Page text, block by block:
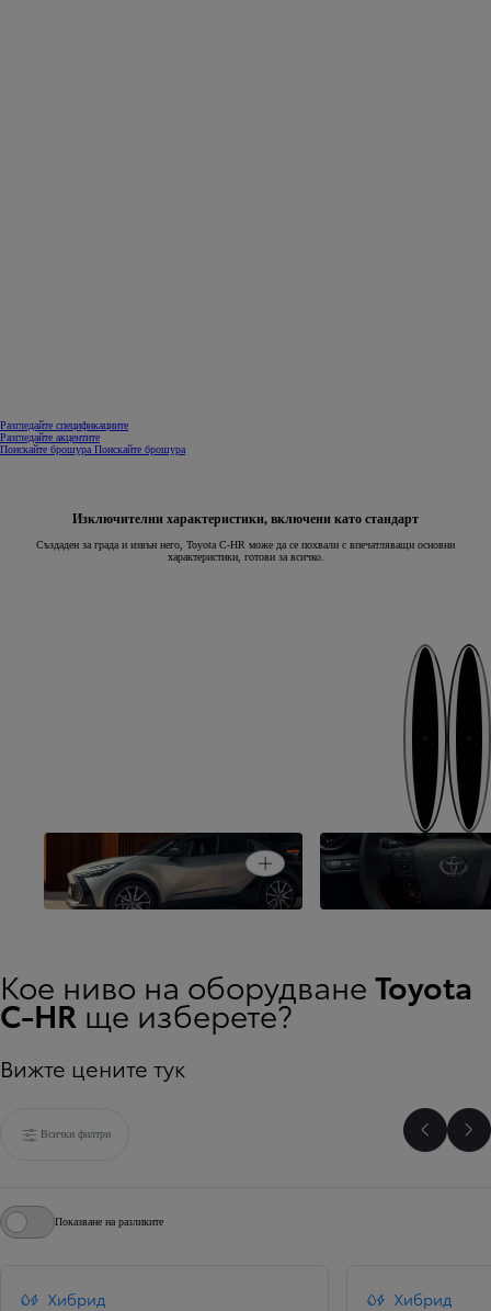
Разгледайте спецификациите
Разгледайте акцентите
Поискайте брошура Поискайте брошура
Изключителни характеристики, включени като стандарт
Създаден за града и извън него, Toyota C-HR може да се похвали с впечатляващи основни
характеристики, готови за всичко.
Предишен
Екстериор
Open cardПерсона-лизирано
телско изживяване
Кое ниво на оборудване Toyota
C-HRще изберете?
Вижте цените тук
Всички филтри
Показване на разликите
Хибрид Хибрид